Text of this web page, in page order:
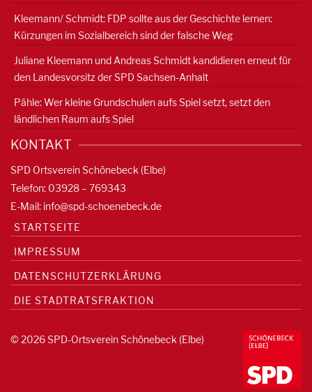
Kleemann/ Schmidt: FDP sollte aus der Geschichte lernen:
Kürzungen im Sozialbereich sind der falsche Weg
Juliane Kleemann und Andreas Schmidt kandidieren erneut für
den Landesvorsitz der SPD Sachsen-Anhalt
Pähle: Wer kleine Grundschulen aufs Spiel setzt, setzt den
ländlichen Raum aufs Spiel
KONTAKT
SPD Ortsverein Schönebeck (Elbe)
Telefon: 03928 – 769343
E-Mail: info@spd-schoenebeck.de
STARTSEITE
IMPRESSUM
DATENSCHUTZERKLÄRUNG
DIE STADTRATSFRAKTION
© 2026 SPD-Ortsverein Schönebeck (Elbe)